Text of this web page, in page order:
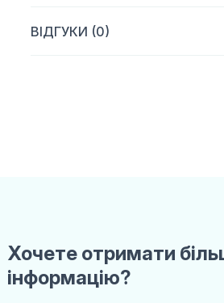
ВІДГУКИ (0)
Хочете отримати
інформацію?